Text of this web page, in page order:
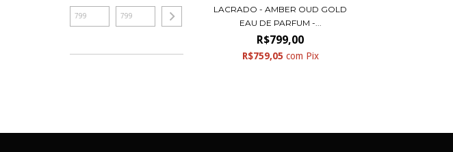
LACRADO - AMBER OUD GOLD
EAU DE PARFUM -...
R$799,00
R$759,05 com Pix